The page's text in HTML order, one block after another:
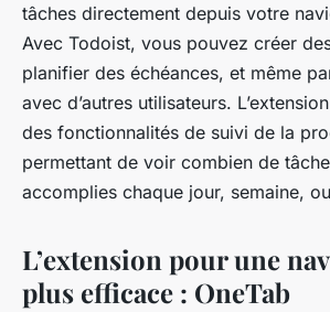
tâches directement depuis votre
Avec Todoist, vous pouvez créer
planifier des échéances, et même
avec d’autres utilisateurs.
des fonctionnalités de suivi de la
permettant de voir combien de
accomplies chaque jour, semaine,
L’extension pour une
plus efficace : OneTab